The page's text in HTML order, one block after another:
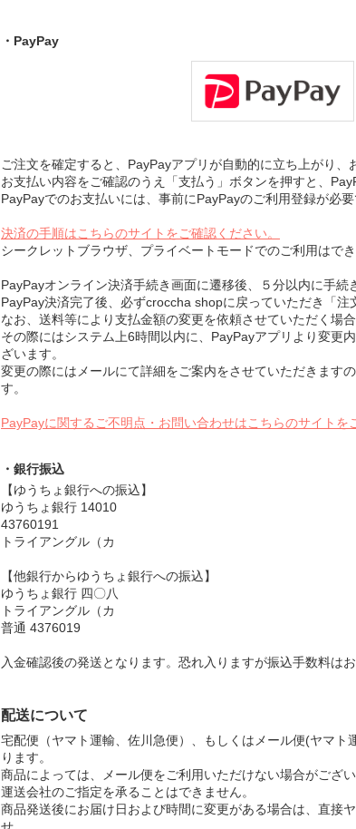
・PayPay
ご注文を確定すると、PayPayアプリが自動的に立ち上がり、
お支払い内容をご確認のうえ「支払う」ボタンを押すと、
PayPayでのお支払いには、事前にPayPayのご利用登録が必
決済の手順はこちらのサイトをご確認ください。
シークレットブラウザ、プライベートモードでのご利用はで
PayPayオンライン決済手続き画面に遷移後、５分以内に手続
PayPay決済完了後、必ずcroccha shopに戻っていただき「注
なお、送料等により支払金額の変更を依頼させていただく場
その際にはシステム上6時間以内に、PayPayアプリより変更
ざいます。
変更の際にはメールにて詳細をご案内をさせていただきます
す。
PayPayに関するご不明点・お問い合わせはこちらのサイトを
・銀行振込
【ゆうちょ銀行への振込】
ゆうちょ銀行 14010
43760191
トライアングル（カ
【他銀行からゆうちょ銀行への振込】
ゆうちょ銀行 四〇八
トライアングル（カ
普通 4376019
入金確認後の発送となります。恐れ入りますが振込手数料は
配送について
宅配便（ヤマト運輸、佐川急便）、もしくはメール便(ヤマト
ります。
商品によっては、メール便をご利用いただけない場合がござ
運送会社のご指定を承ることはできません。
商品発送後にお届け日および時間に変更がある場合は、直接